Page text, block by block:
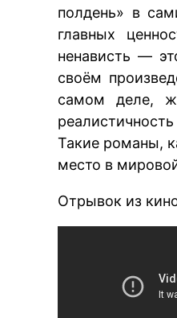
полдень» в
главных
ненависть —
своём
самом деле,
Такие романы,
место в
Отрывок из